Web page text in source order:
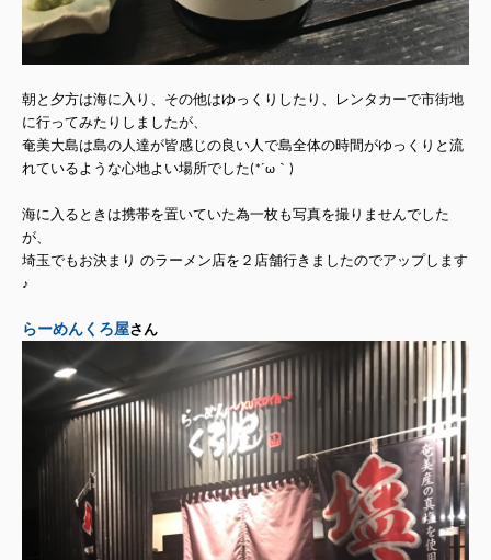
朝と夕方は海に入り、その他はゆっくりしたり、レンタカーで市街地
に行ってみたりしましたが、
奄美大島は島の人達が皆感じの良い人で島全体の時間がゆっくりと流
れているような心地よい場所でした(*´ω｀)
海に入るときは携帯を置いていた為一枚も写真を撮りませんでした
が、
埼玉でもお決まり のラーメン店を２店舗行きましたのでアップします
♪
らーめんくろ屋さん